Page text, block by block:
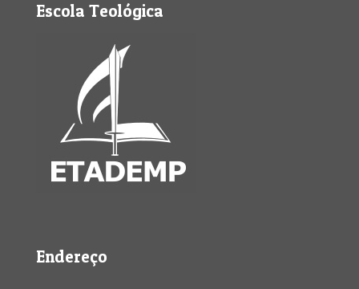
Escola Teológica
Endereço